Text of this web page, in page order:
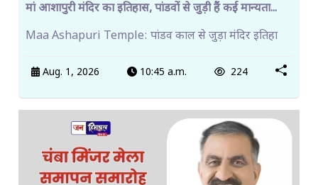
मां आशापुरी मंदिर का इतिहास, पांडवों से जुड़ी हैं कई मान्यता...
Maa Ashapuri Temple: पांडव काल से जुड़ा मंदिर इतिहा
Aug. 1, 2026 10:45 a.m. 224